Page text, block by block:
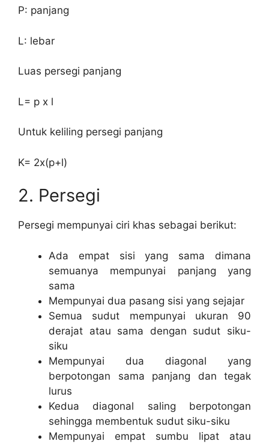
P: panjang
L: lebar
Luas persegi panjang
L= p x l
Untuk keliling persegi panjang
K= 2x(p+l)
2. Persegi
Persegi mempunyai ciri khas sebagai berikut:
Ada empat sisi yang sama dimana
semuanya mempunyai panjang yang
sama
Mempunyai dua pasang sisi yang sejajar
Semua sudut mempunyai ukuran 90
derajat atau sama dengan sudut siku-
siku
Mempunyai dua diagonal yang
berpotongan sama panjang dan tegak
lurus
Kedua diagonal saling berpotongan
sehingga membentuk sudut siku-siku
Mempunyai empat sumbu lipat atau